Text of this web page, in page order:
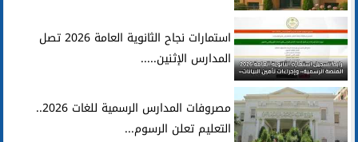
استمارات نجاح الثانوية العامة 2026 تصل
المدارس الإثنين.....
مصروفات المدارس الرسمية للغات 2026..
التعليم تعلن الرسوم...